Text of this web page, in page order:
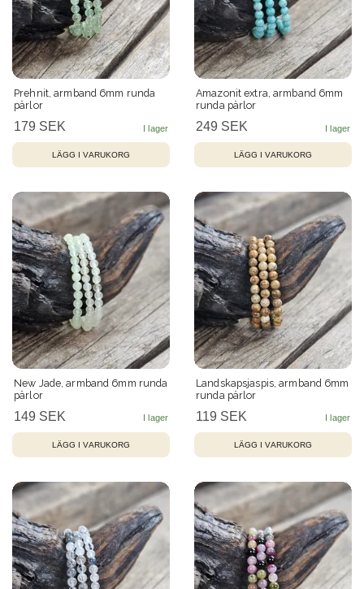
Prehnit, armband 6mm runda
pärlor
179 SEK
Amazonit extra, armband 6mm
runda pärlor
249 SEK
New Jade, armband 6mm runda
pärlor
149 SEK
Landskapsjaspis, armband 6mm
runda pärlor
119 SEK